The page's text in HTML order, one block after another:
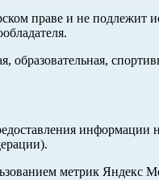
праве и не
информации
метрик Яндекс